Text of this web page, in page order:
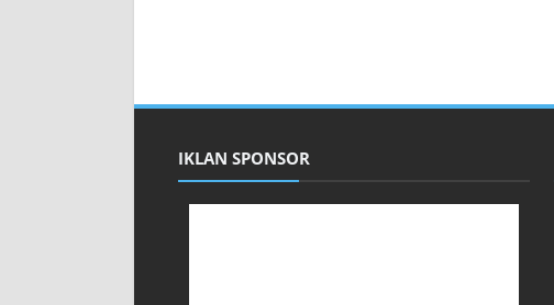
IKLAN SPONSOR